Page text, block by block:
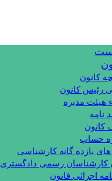
کانون
رئیس کانون
هیئت مدیره
نامه
کانون
حساب
یازده گانه کارشناسی
کارشناسان رسمی دادگستری
اجرائی قانون